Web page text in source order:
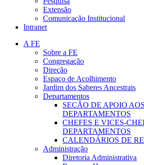
Extensão
Comunicação Institucional
Intranet
A FE
Sobre a FE
Congregação
Direção
Espaço de Acolhimento
Jardim dos Saberes Ancestrais
Departamentos
SEÇÃO DE APOIO AOS
DEPARTAMENTOS
CHEFES E VICES-
DEPARTAMENTOS
CALENDÁRIOS DE
Administração
Diretoria Administrativa